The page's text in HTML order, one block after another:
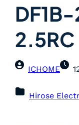
2.5RC
ICHOME
Hirose